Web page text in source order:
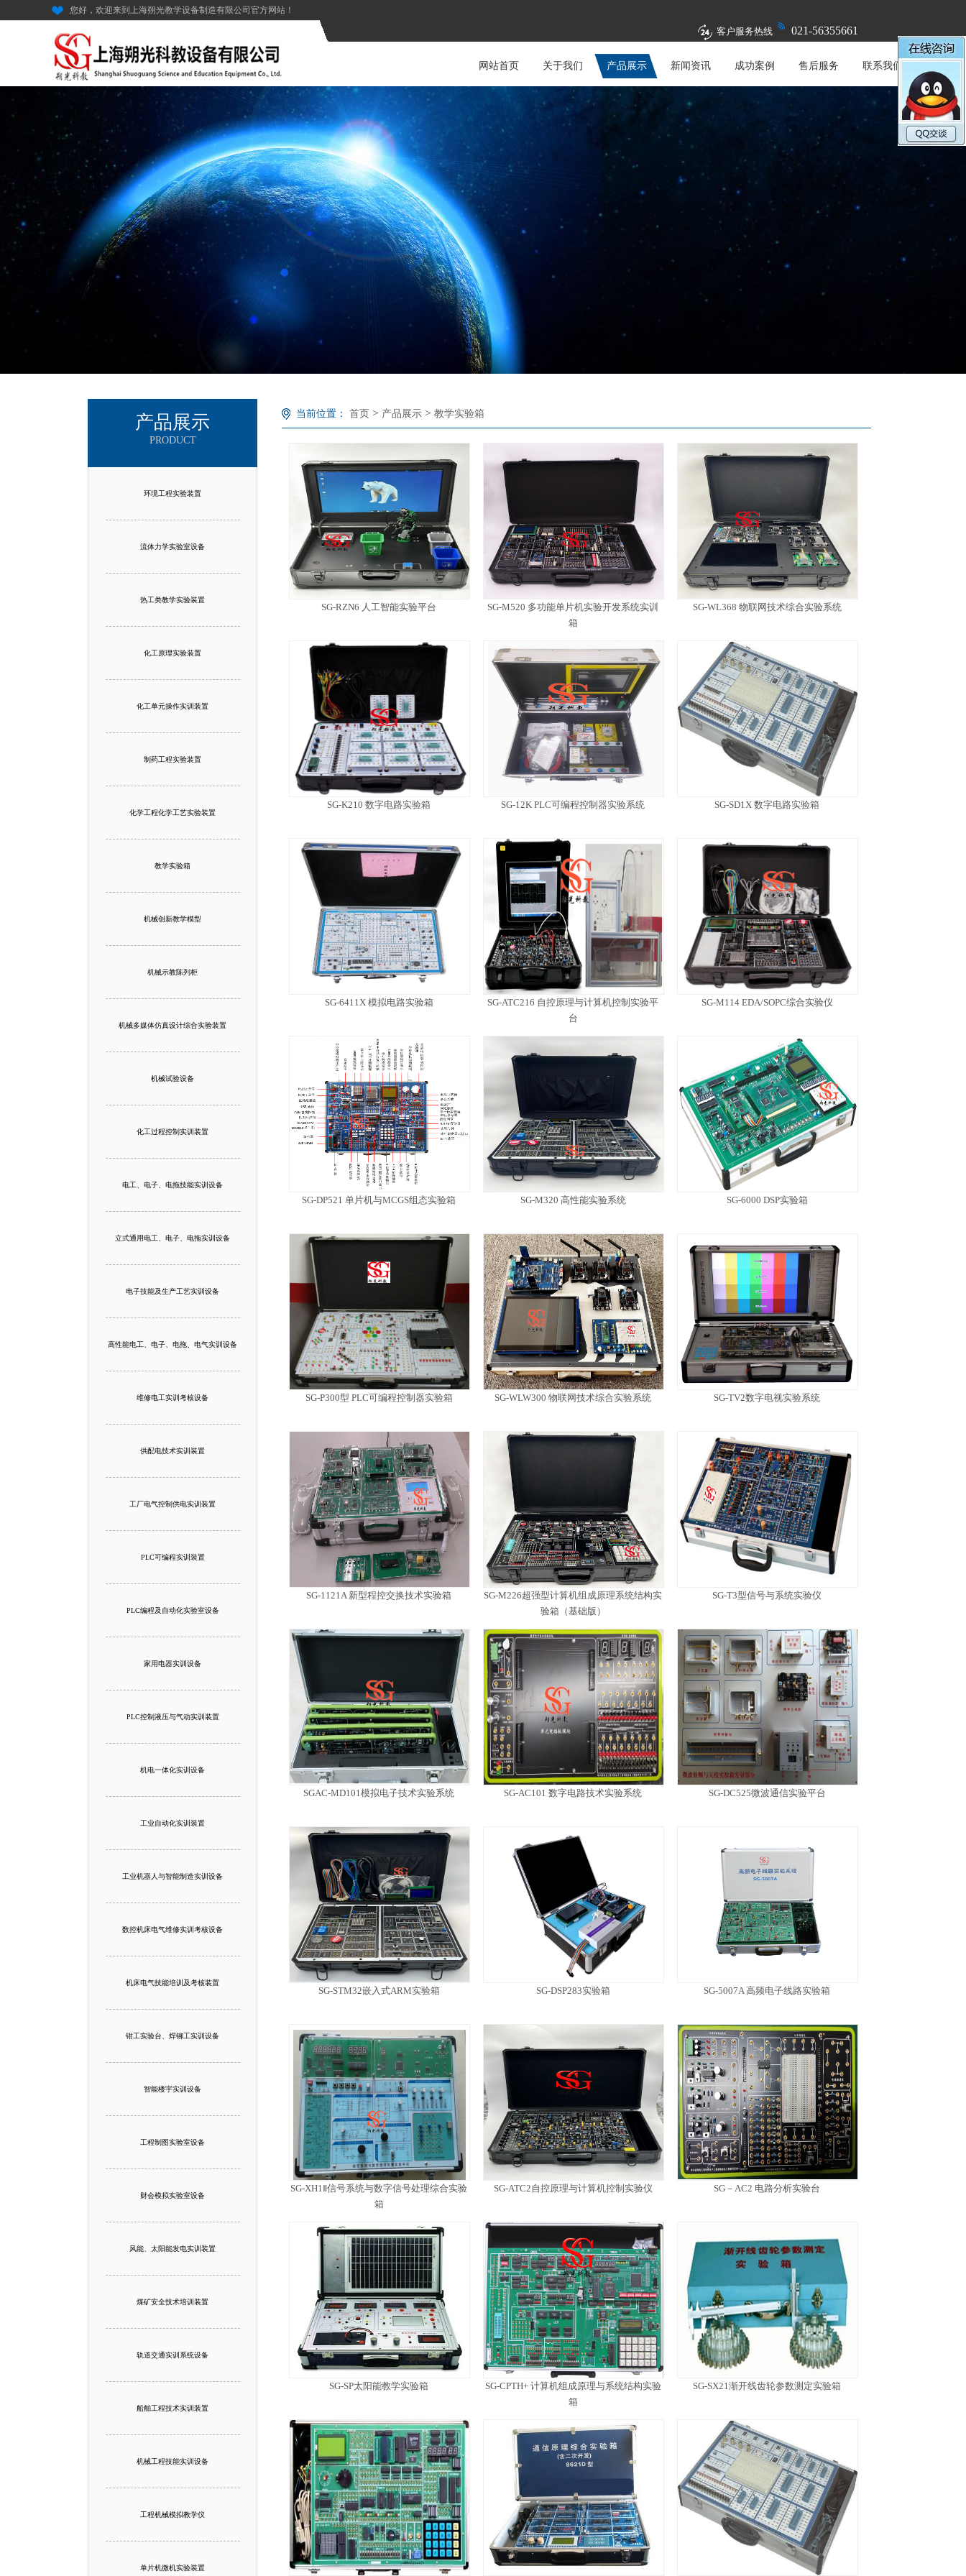
您好，欢迎来到上海朔光教学设备制造有限公司官方网站！
客户服务热线 021-56355661
网站首页 关于我们 产品展示 新闻资讯 成功案例 售后服务 联系我们
产品展示
PRODUCT
环境工程实验装置
流体力学实验室设备
热工类教学实验装置
化工原理实验装置
化工单元操作实训装置
制药工程实验装置
化学工程化学工艺实验装置
教学实验箱
机械创新教学模型
机械示教陈列柜
机械多媒体仿真设计综合实验装置
机械试验设备
化工过程控制实训装置
电工、电子、电拖技能实训设备
立式通用电工、电子、电拖实训设备
电子技能及生产工艺实训设备
高性能电工、电子、电拖、电气实训设备
维修电工实训考核设备
供配电技术实训装置
工厂电气控制供电实训装置
PLC可编程实训装置
PLC编程及自动化实验室设备
家用电器实训设备
PLC控制液压与气动实训装置
机电一体化实训设备
工业自动化实训装置
工业机器人与智能制造实训设备
数控机床电气维修实训考核设备
机床电气技能培训及考核装置
钳工实验台、焊铆工实训设备
智能楼宇实训设备
工程制图实验室设备
财会模拟实验室设备
风能、太阳能发电实训装置
煤矿安全技术培训装置
轨道交通实训系统设备
船舶工程技术实训装置
机械工程技能实训设备
工程机械模拟教学仪
单片机微机实验装置
当前位置： 首页 > 产品展示 > 教学实验箱
SG-RZN6 人工智能实验平台
SG-M520 多功能单片机实验开发系统实训
箱
SG-WL368 物联网技术综合实验系统
SG-K210 数字电路实验箱 SG-12K PLC可编程控制器实验系统 SG-SD1X 数字电路实验箱
SG-6411X 模拟电路实验箱
SG-ATC216 自控原理与计算机控制实验平
台
SG-M114 EDA/SOPC综合实验仪
SG-DP521 单片机与MCGS组态实验箱 SG-M320 高性能实验系统 SG-6000 DSP实验箱
SG-P300型 PLC可编程控制器实验箱 SG-WLW300 物联网技术综合实验系统 SG-TV2数字电视实验系统
SG-1121A 新型程控交换技术实验箱
SG-M226超强型计算机组成原理系统结构实
验箱（基础版）
SG-T3型信号与系统实验仪
SGAC-MD101模拟电子技术实验系统 SG-AC101 数字电路技术实验系统 SG-DC525微波通信实验平台
SG-STM32嵌入式ARM实验箱 SG-DSP283实验箱 SG-5007A 高频电子线路实验箱
SG-XH1Ⅱ信号系统与数字信号处理综合实验
箱
SG-ATC2自控原理与计算机控制实验仪 SG－AC2 电路分析实验台
SG-SP太阳能教学实验箱
SG-CPTH+ 计算机组成原理与系统结构实验
箱
SG-SX21渐开线齿轮参数测定实验箱